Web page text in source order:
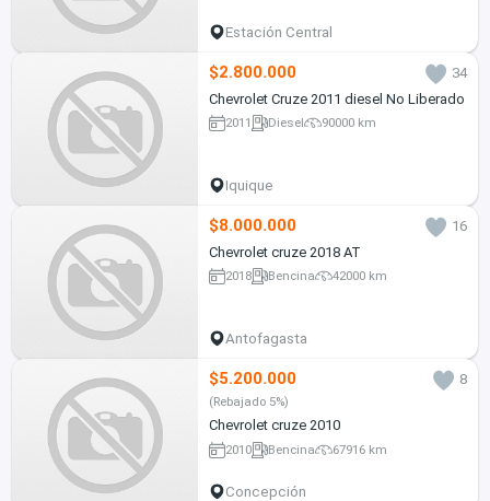
Estación Central
$2.800.000
34
Chevrolet Cruze 2011 diesel No Liberado
2011 Diesel 90000 km
Iquique
$8.000.000
16
Chevrolet cruze 2018 AT
2018 Bencina 42000 km
Antofagasta
$5.200.000 8
(Rebajado 5%)
Chevrolet cruze 2010
2010 Bencina 67916 km
Concepción